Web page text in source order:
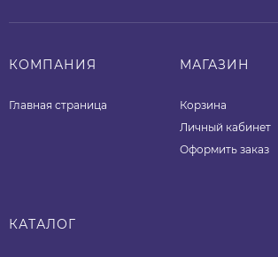
КОМПАНИЯ
Главная страница
МАГАЗИН
Корзина
Личный кабинет
Оформить заказ
КАТАЛОГ